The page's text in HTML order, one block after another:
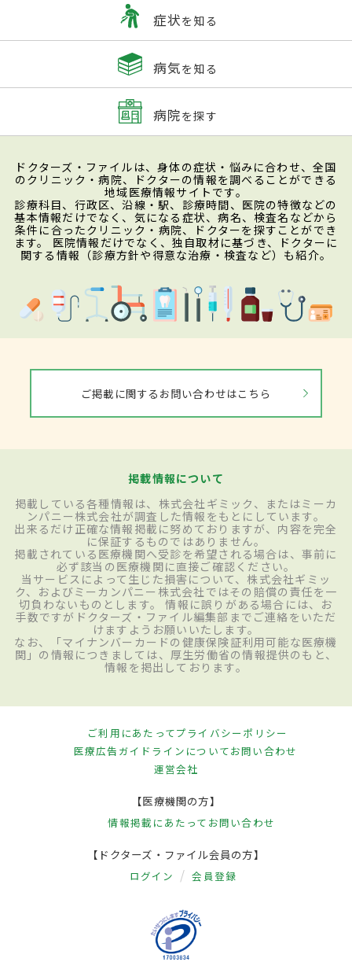
症状を知る
病気を知る
病院を探す
ドクターズ・ファイルは、身体の症状・悩みに合わせ、全国
のクリニック・病院、ドクターの情報を調べることができる
地域医療情報サイトです。
診療科目、行政区、沿線・駅、診療時間、医院の特徴などの
基本情報だけでなく、気になる症状、病名、検査名などから
条件に合ったクリニック・病院、ドクターを探すことができ
ます。 医院情報だけでなく、独自取材に基づき、ドクターに
関する情報（診療方針や得意な治療・検査など）も紹介。
ご掲載に関するお問い合わせはこちら
掲載情報について
掲載している各種情報は、株式会社ギミック、またはミーカ
ンパニー株式会社が調査した情報をもとにしています。
出来るだけ正確な情報掲載に努めておりますが、内容を完全
に保証するものではありません。
掲載されている医療機関へ受診を希望される場合は、事前に
必ず該当の医療機関に直接ご確認ください。
当サービスによって生じた損害について、株式会社ギミッ
ク、およびミーカンパニー株式会社ではその賠償の責任を一
切負わないものとします。 情報に誤りがある場合には、お
手数ですがドクターズ・ファイル編集部までご連絡をいただ
けますようお願いいたします。
なお、「マイナンバーカードの健康保険証利用可能な医療機
関」の情報につきましては、厚生労働省の情報提供のもと、
情報を掲出しております。
ご利用にあたってプライバシーポリシー
医療広告ガイドラインについてお問い合わせ
運営会社
【医療機関の方】
情報掲載にあたって お問い合わせ
【ドクターズ・ファイル会員の方】
ログイン 会員登録